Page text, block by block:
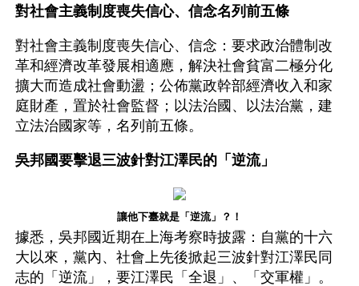
對社會主義制度喪失信心、信念名列前五條
對社會主義制度喪失信心、信念：要求政治體制改
革和經濟改革發展相適應，解決社會貧富二極分化
擴大而造成社會動盪；公佈黨政幹部經濟收入和家
庭財產，置於社會監督；以法治國、以法治黨，建
立法治國家等，名列前五條。
吳邦國要擊退三波針對江澤民的「逆流」
讓他下臺就是「逆流」？！
據悉，吳邦國近期在上海考察時披露：自黨的十六
大以來，黨內、社會上先後掀起三波針對江澤民同
志的「逆流」，要江澤民「全退」、「交軍權」。